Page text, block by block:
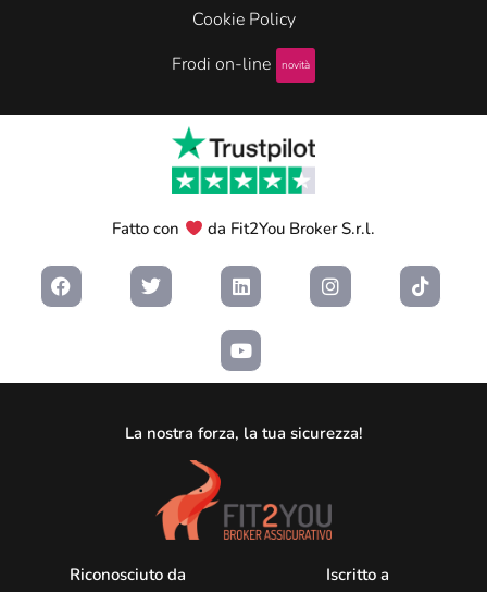
Cookie Policy
Frodi on-line
novità
Fatto con da Fit2You Broker S.r.l.
La nostra forza, la tua sicurezza!
Riconosciuto da Iscritto a